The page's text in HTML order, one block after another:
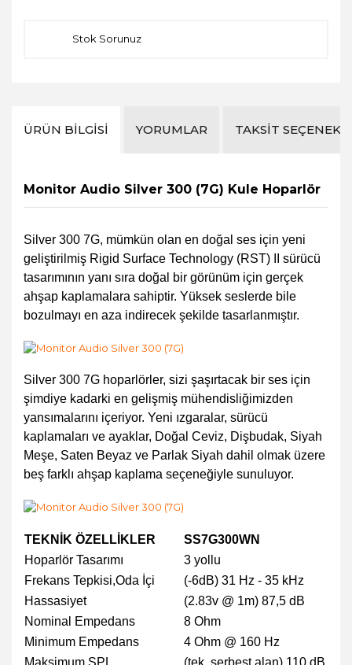
Stok Sorunuz
ÜRÜN BILGISI YORUMLAR TAKSIT
Monitor Audio Silver 300 (7G) Kule Hoparlör
Silver 300 7G, mümkün olan en doğal ses için yeni
geliştirilmiş Rigid Surface Technology (RST) II sürücü
tasarımının yanı sıra doğal bir görünüm için gerçek
ahşap kaplamalara sahiptir. Yüksek seslerde bile
bozulmayı en aza indirecek şekilde tasarlanmıştır.
Silver 300 7G hoparlörler, sizi şaşırtacak bir ses için
şimdiye kadarki en gelişmiş mühendisliğimizden
yansımalarını içeriyor. Yeni ızgaralar, sürücü
kaplamaları ve ayaklar, Doğal Ceviz, Dişbudak, Siyah
Meşe, Saten Beyaz ve Parlak Siyah dahil olmak üzere
beş farklı ahşap kaplama seçeneğiyle sunuluyor.
TEKNİK ÖZELLİKLER
SS7G300WN
Hoparlör Tasarımı
3 yollu
Frekans Tepkisi,Oda İçi
(-6dB) 31 Hz - 35 kHz
Hassasiyet
(2.83v @ 1m) 87,5 dB
Nominal Empedans
8 Ohm
Minimum Empedans
4 Ohm @ 160 Hz
Maksimum SPL
(tek, serbest alan) 110 dB